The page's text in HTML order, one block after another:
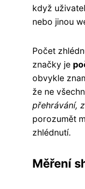
když
nebo jinou
Počet
značky je
obvykle
že ne
přehrávání,
porozumět
zhlédnutí.
Měření